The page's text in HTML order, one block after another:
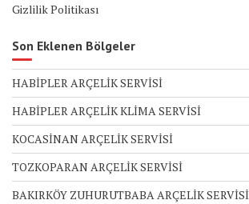
Gizlilik Politikası
Son Eklenen Bölgeler
HABİPLER ARÇELİK SERVİSİ
HABİPLER ARÇELİK KLİMA SERVİSİ
KOCASİNAN ARÇELİK SERVİSİ
TOZKOPARAN ARÇELİK SERVİSİ
BAKIRKÖY ZUHURUTBABA ARÇELİK SERVİSİ